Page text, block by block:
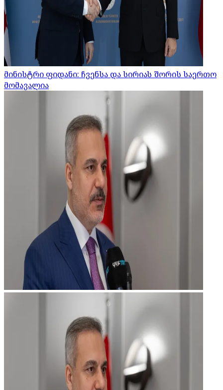
მინისტრი ფიდანი: ჩვენსა და სირიას შორის საერთო
მომავალია